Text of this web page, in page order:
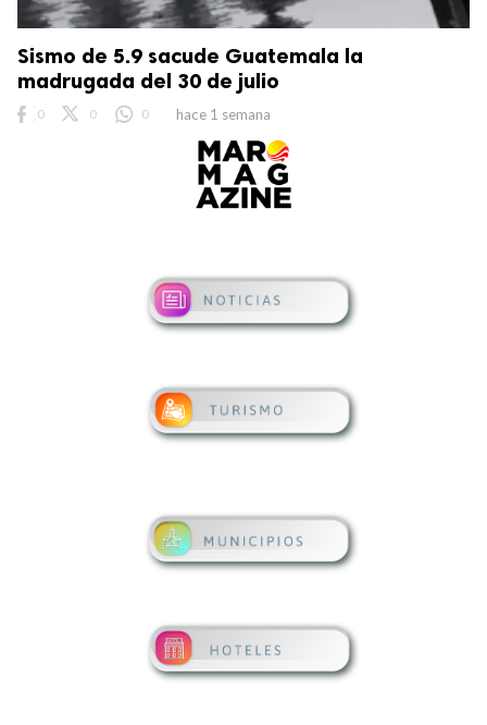
Sismo de 5.9 sacude Guatemala la
madrugada del 30 de julio
0 0 0 hace 1 semana